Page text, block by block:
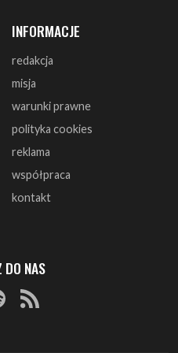
warunki prawne
polityka cookies
reklama
współpraca
kontakt
DO NAS
prawa zastrzeżone.